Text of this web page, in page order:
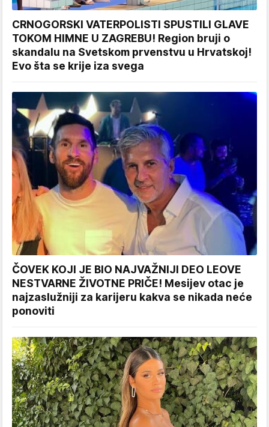
CRNOGORSKI VATERPOLISTI SPUSTILI GLAVE
TOKOM HIMNE U ZAGREBU! Region bruji o
skandalu na Svetskom prvenstvu u Hrvatskoj!
Evo šta se krije iza svega
ČOVEK KOJI JE BIO NAJVAŽNIJI DEO LEOVE
NESTVARNE ŽIVOTNE PRIČE! Mesijev otac je
najzaslužniji za karijeru kakva se nikada neće
ponoviti